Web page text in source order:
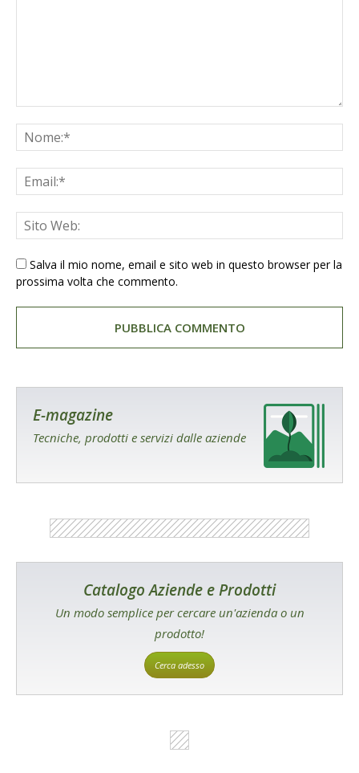
Salva il mio nome, email e sito web in questo browser per la
prossima volta che commento.
E-magazine
Tecniche, prodotti e servizi dalle aziende
Catalogo Aziende e Prodotti
Un modo semplice per cercare un'azienda o un
prodotto!
Cerca adesso